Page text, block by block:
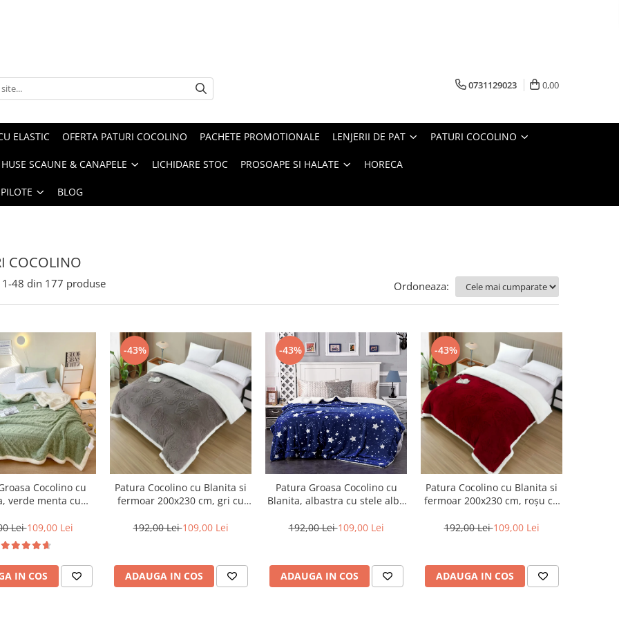
0731129023 0,00
ELASTIC OFERTA PATURI COCOLINO PACHETE PROMOTIONALE LENJERII DE PAT PATURI COCOLINO
HUSE SCAUNE & CANAPELE LICHIDARE STOC PROSOAPE SI HALATE HORECA
BLOG
COCOLINO
1-48 din 177 produse Ordoneaza:
Cocolino cu
verde menta cu
Lei109,00 Lei
IN COS
-43%
Patura Cocolino cu Blanita si
fermoar 200x230 cm, gri cu
192,00 Lei109,00 Lei
ADAUGA IN COS
-43%
Patura Groasa Cocolino cu
Blanita, albastra cu stele albe
192,00 Lei109,00 Lei
ADAUGA IN COS
-43%
Patura Cocolino cu Blanita si
fermoar 200x230 cm, roșu cu
192,00 Lei109,00 Lei
ADAUGA IN COS